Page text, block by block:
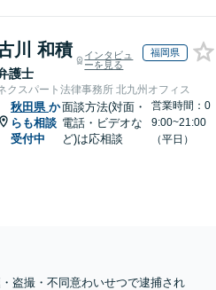
川 和積
護士
インタビュ
ーを見る
福岡県
クスパート法律事務所 北九州オフィス
秋田県 か
らも相談
受付中
面談方法(対面・
電話・ビデオな
ど)は応相談
営業時間：0
9:00~21:00
（平日）
盗撮・不同意わいせつで逮捕され